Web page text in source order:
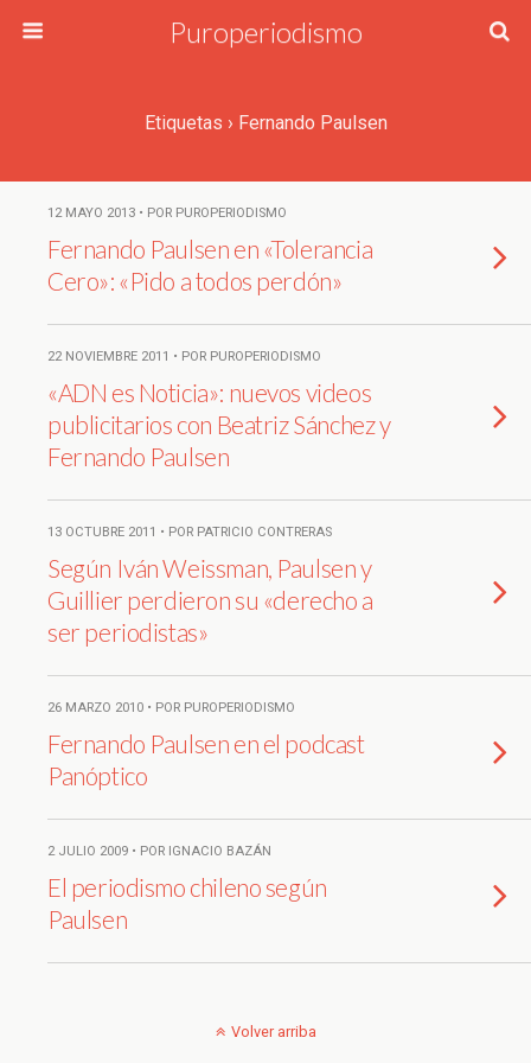
Puroperiodismo
Etiquetas › Fernando Paulsen
12 MAYO 2013 • POR PUROPERIODISMO
Fernando Paulsen en «Tolerancia
Cero»: «Pido a todos perdón»
22 NOVIEMBRE 2011 • POR PUROPERIODISMO
«ADN es Noticia»: nuevos videos
publicitarios con Beatriz Sánchez y
Fernando Paulsen
13 OCTUBRE 2011 • POR PATRICIO CONTRERAS
Según Iván Weissman, Paulsen y
Guillier perdieron su «derecho a
ser periodistas»
26 MARZO 2010 • POR PUROPERIODISMO
Fernando Paulsen en el podcast
Panóptico
2 JULIO 2009 • POR IGNACIO BAZÁN
El periodismo chileno según
Paulsen
Volver arriba